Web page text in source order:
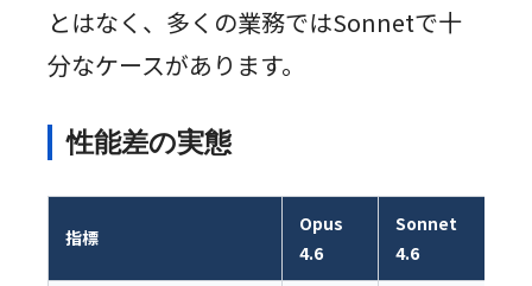
とはなく、多くの業務ではSonnetで十
分なケースがあります。
性能差の実態
指標
Opus
4.6
Sonnet
4.6